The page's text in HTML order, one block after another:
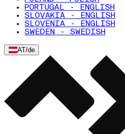
PORTUGAL - ENGLISH
SLOVAKIA - ENGLISH
SLOVENIA - ENGLISH
SWEDEN - SWEDISH
AT/de